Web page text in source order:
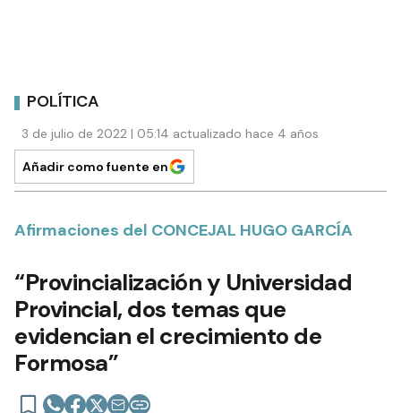
POLÍTICA
3 de julio de 2022 | 05:14 actualizado hace 4 años
Añadir como fuente en
Afirmaciones del CONCEJAL HUGO GARCÍA
“Provincialización y Universidad
Provincial, dos temas que
evidencian el crecimiento de
Formosa”